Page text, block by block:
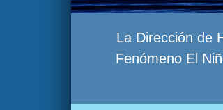
La Dirección de
Fenómeno El